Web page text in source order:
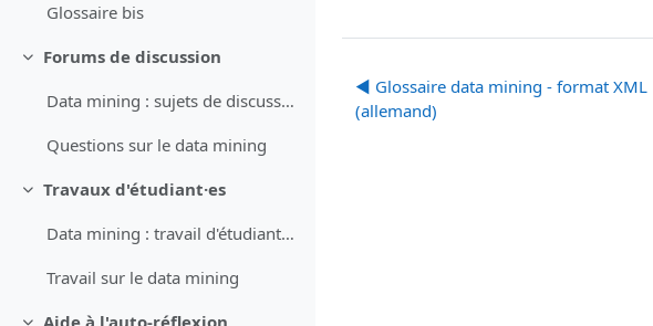
Glossaire bis
Replier
Forums de discussion
Data mining : sujets de discussion pour forum (prompt)
Questions sur le data mining
Replier
Travaux d'étudiant·es
Data mining : travail d'étudiant·es (prompt)
Travail sur le data mining
◀︎ Glossaire data mining - format XML
(allemand)